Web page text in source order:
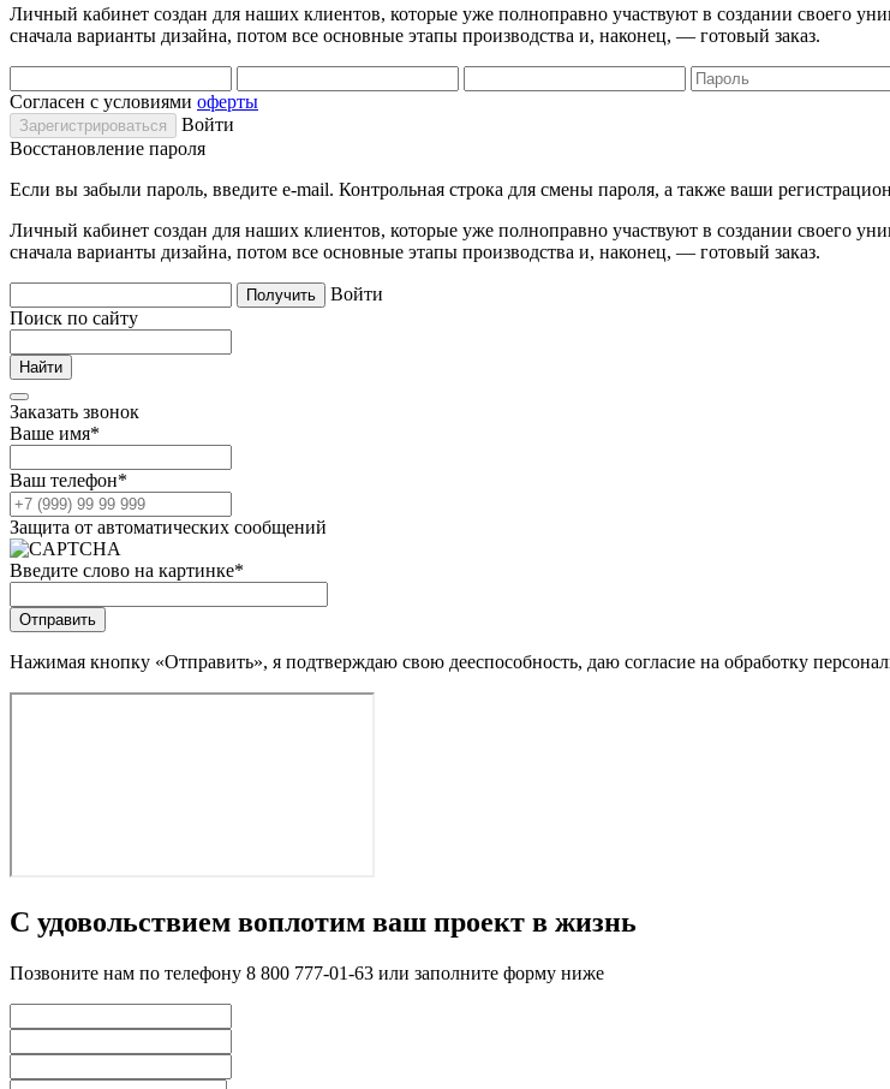
Личный кабинет создан для наших клиентов, которые уже полноправно участвуют в создании своего
сначала варианты дизайна, потом все основные этапы производства и, наконец, — готовый заказ.
Согласен с условиями оферты
Войти
Восстановление пароля
Если вы забыли пароль, введите e-mail. Контрольная строка для смены пароля, а также ваши
Личный кабинет создан для наших клиентов, которые уже полноправно участвуют в создании своего
сначала варианты дизайна, потом все основные этапы производства и, наконец, — готовый заказ.
Войти
Поиск по сайту
Заказать звонок
Ваше имя*
Ваш телефон*
Защита от автоматических сообщений
Введите слово на картинке*
Нажимая кнопку «Отправить», я подтверждаю свою дееспособность, даю согласие на обработку
С удовольствием воплотим ваш проект в жизнь
Позвоните нам по телефону 8 800 777-01-63 или заполните форму ниже